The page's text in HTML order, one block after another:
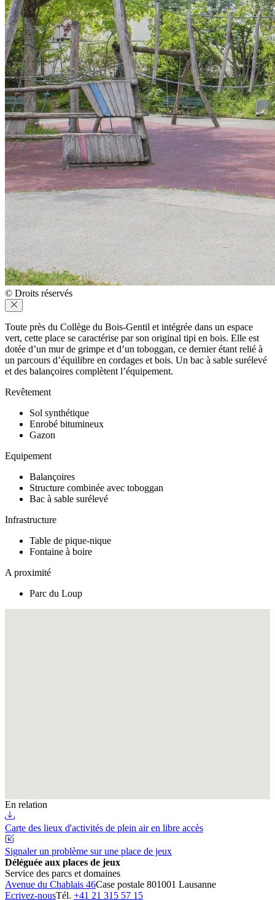
© Droits réservés
Toute près du Collège du Bois-Gentil et intégrée dans un espace
vert, cette place se caractérise par son original tipi en bois. Elle est
dotée d’un mur de grimpe et d’un toboggan, ce dernier étant relié à
un parcours d’équilibre en cordages et bois. Un bac à sable surélevé
et des balançoires complètent l’équipement.
Revêtement
Sol synthétique
Enrobé bitumineux
Gazon
Equipement
Balançoires
Structure combinée avec toboggan
Bac à sable surélevé
Infrastructure
Table de pique-nique
Fontaine à boire
A proximité
Parc du Loup
En relation
Carte des lieux d'activités de plein air en libre accès
Signaler un problème sur une place de jeux
Déléguée aux places de jeux
Service des parcs et domaines
Avenue du Chablais 46Case postale 801001 Lausanne
Ecrivez-nousTél. +41 21 315 57 15